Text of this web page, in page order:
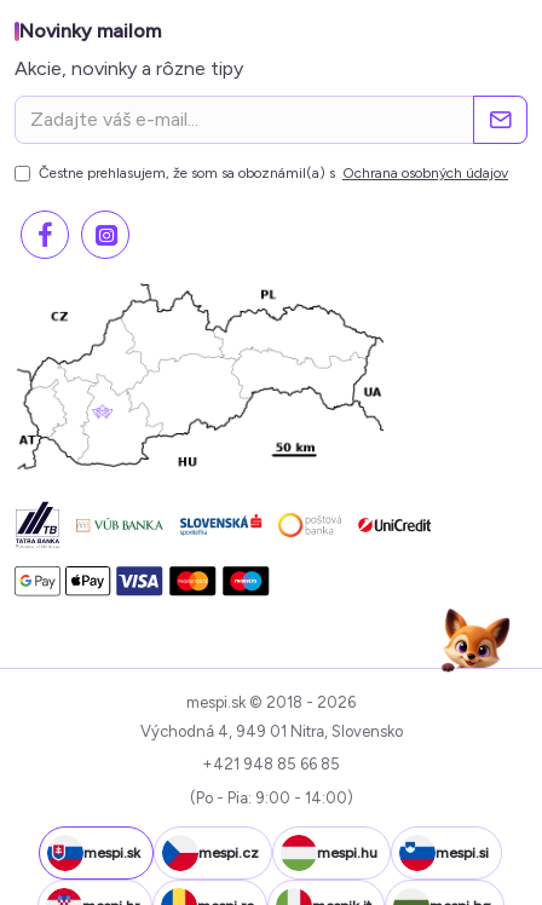
Novinky mailom
Akcie, novinky a rôzne tipy
Čestne prehlasujem, že som sa oboznámil(a) s Ochrana osobných údajov
mespi.sk © 2018 - 2026
Východná 4, 949 01 Nitra, Slovensko
+421 948 85 66 85
(Po - Pia: 9:00 - 14:00)
mespi.sk mespi.cz mespi.hu mespi.si